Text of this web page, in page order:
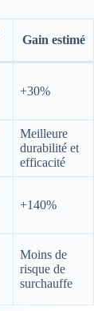
Gain estimé
+30%
Meilleure
durabilité et
efficacité
+140%
Moins de
risque de
surchauffe